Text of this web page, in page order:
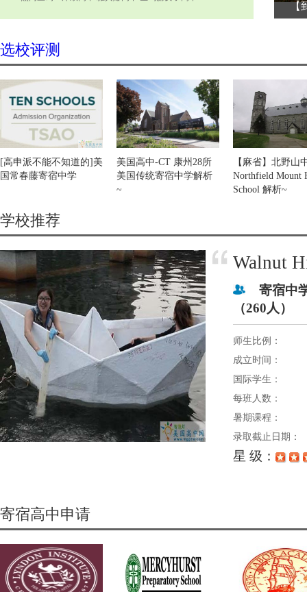
【
【4
选校评测
[高申派不能不知道的]美
国常春藤寄宿中学
美国高中-CT 康州28所
美国传统寄宿中学解析
~
【麻省】北野山
Northfield Mount
School 解析~
学校推荐
Walnut
寄宿中
（260人）
师生比例：
成立时间：
国际学生：
每班人数：
暑期课程：
录取截止日期：
星 级：
寄宿高中申请